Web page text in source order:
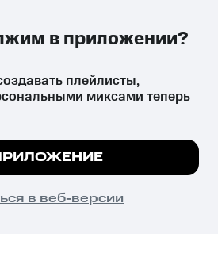
ПРИЛОЖЕНИЕ
аналогов причиняет вред здоровью,
и влечёт установленную
чтобы на сайте все
ПОНЯТНО
плейлисты,
миксами теперь
в веб-версии